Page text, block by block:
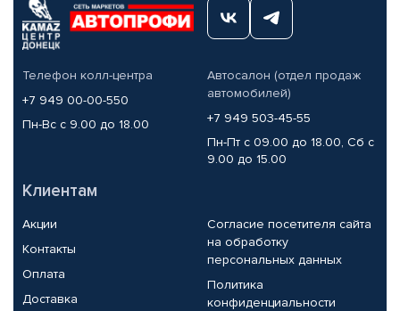
Телефон колл-центра
+7 949 00-00-550
Пн-Вс с 9.00 до 18.00
Автосалон (отдел продаж
автомобилей)
+7 949 503-45-55
Пн-Пт с 09.00 до 18.00, Сб с
9.00 до 15.00
Клиентам
Акции
Контакты
Оплата
Доставка
Согласие посетителя сайта
на обработку
персональных данных
Политика
конфиденциальности